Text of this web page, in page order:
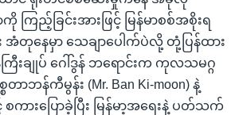
ကြည့်ခြင်းအားဖြင့် မြန်မာစစ်အစိုးရ
အံတုနေမှာ သေချာပေါက်ပဲလို့ တုံ့ပြန်ထား
ြီးချုပ် ဂေါ်ဒွန် ဘရောင်းက ကုလသမဂ္ဂ
တာဘန်ကီမွန်း (Mr. Ban Ki-moon) နဲ့
းပြောခဲ့ပြီး မြန်မာ့အရေးနဲ့ ပတ်သက်